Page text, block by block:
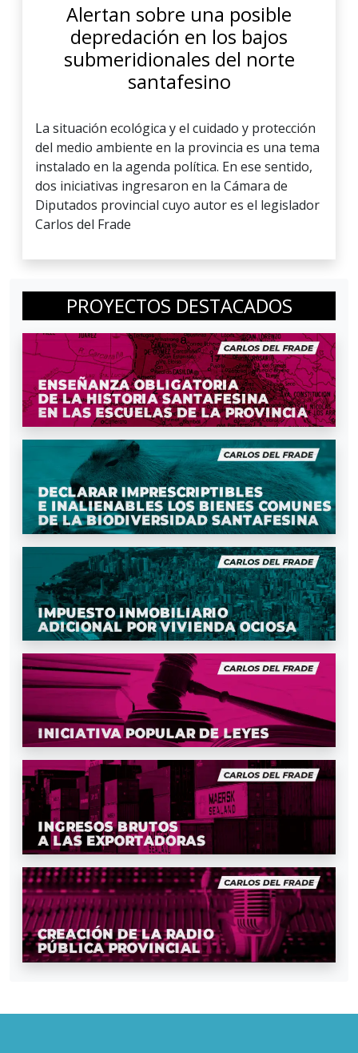
Alertan sobre una posible
depredación en los bajos
submeridionales del norte
santafesino
La situación ecológica y el cuidado y protección
del medio ambiente en la provincia es una tema
instalado en la agenda política. En ese sentido,
dos iniciativas ingresaron en la Cámara de
Diputados provincial cuyo autor es el legislador
Carlos del Frade
PROYECTOS DESTACADOS